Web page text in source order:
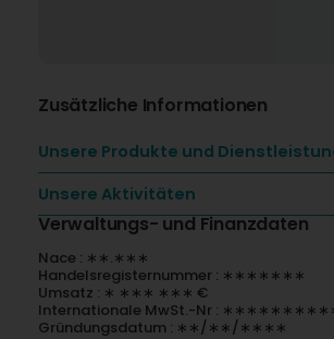
Zusätzliche Informationen
Unsere Produkte und
Unsere Aktivitäten
Verwaltungs- und Finanzdaten
Nace : ∗∗.∗∗∗
Handelsregisternummer : ∗∗∗∗∗∗∗
Umsatz : ∗ ∗∗∗ ∗∗∗ €
Internationale MwSt.-Nr :
Gründungsdatum : ∗∗/∗∗/∗∗∗∗